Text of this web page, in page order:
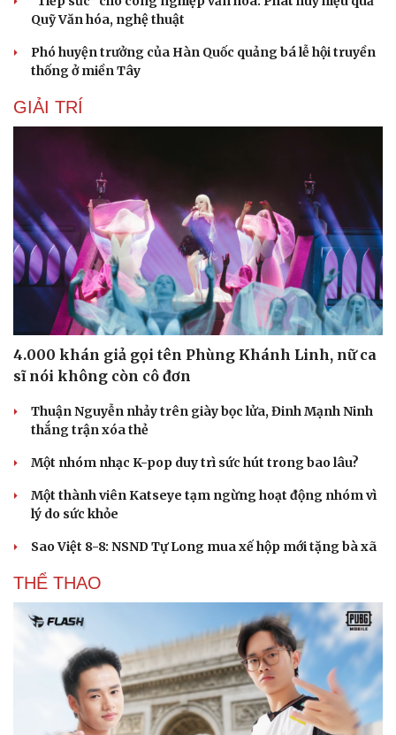
Săn Tour
Podcast
Câu chuyện thời sự
Đọc truyện đêm khuya
Cửa sổ tình yêu
Kể chuyện cho bé
Quỹ Văn hóa, nghệ thuật
Phó huyện trưởng của Hàn Quốc quảng bá lễ hội truyền
thống ở miền Tây
GIẢI TRÍ
4.000 khán giả gọi tên Phùng Khánh Linh, nữ ca
sĩ nói không còn cô đơn
Thuận Nguyễn nhảy trên giày bọc lửa, Đinh Mạnh Ninh
thắng trận xóa thẻ
Một nhóm nhạc K-pop duy trì sức hút trong bao lâu?
Một thành viên Katseye tạm ngừng hoạt động nhóm vì
lý do sức khỏe
Sao Việt 8-8: NSND Tự Long mua xế hộp mới tặng bà xã
THỂ THAO